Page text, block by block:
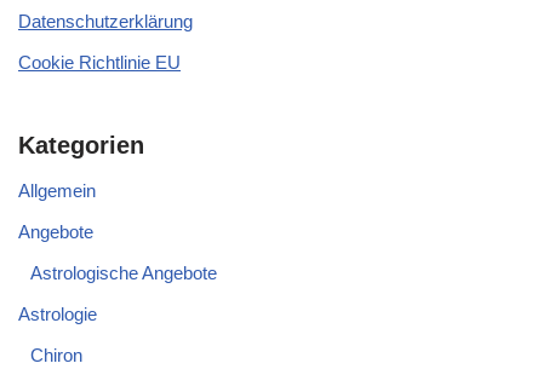
Datenschutzerklärung
Cookie Richtlinie EU
Kategorien
Allgemein
Angebote
Astrologische Angebote
Astrologie
Chiron